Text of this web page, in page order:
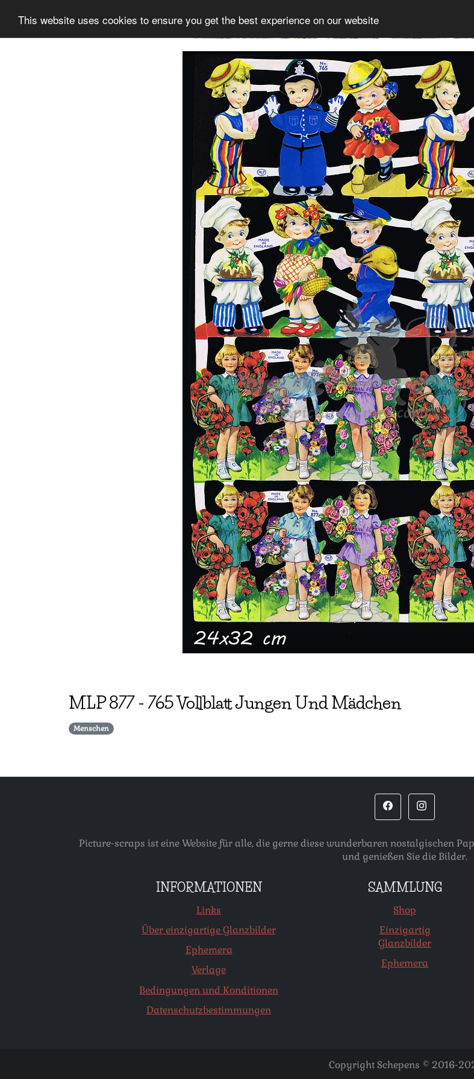
This website uses cookies to ensure you get the best experience on our website
Information Sammlung
MLP 877- 765 Vollblatt Jungen Und Mädchen
Menschen
Picture-scraps ist eine Website für alle, die gerne diese wunderbaren nostalgischen
und genießen Sie die Bilder.
INFORMATIONEN
Links
Über einzigartige Glanzbilder
Ephemera
Verlage
Bedingungen und Konditionen
Datenschutzbestimmungen
SAMMLUNG
Shop
Einzigartig
Glanzbilder
Ephemera
Copyright Schepens © 2016-